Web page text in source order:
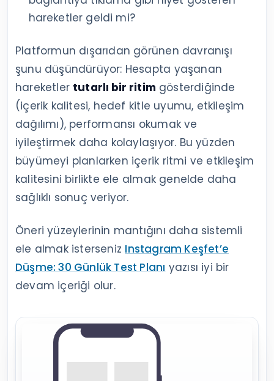
hareketler geldi mi?
Platformun dışarıdan görünen davranışı
şunu düşündürüyor: Hesapta yaşanan
hareketler tutarlı bir ritim gösterdiğinde
(içerik kalitesi, hedef kitle uyumu, etkileşim
dağılımı), performansı okumak ve
iyileştirmek daha kolaylaşıyor. Bu yüzden
büyümeyi planlarken içerik ritmi ve etkileşim
kalitesini birlikte ele almak genelde daha
sağlıklı sonuç veriyor.
Öneri yüzeylerinin mantığını daha sistemli
ele almak isterseniz Instagram Keşfet’e
Düşme: 30 Günlük Test Planı yazısı iyi bir
devam içeriği olur.